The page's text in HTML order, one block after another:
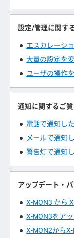
設定/管理に関す
エスカレーシ
大量の設定を
ユーザの操作
通知に関するご質
電話で通知し
メールで通知
警告灯で通知
アップデート・
X-MON3 から
X-MON3をア
X-MON2から